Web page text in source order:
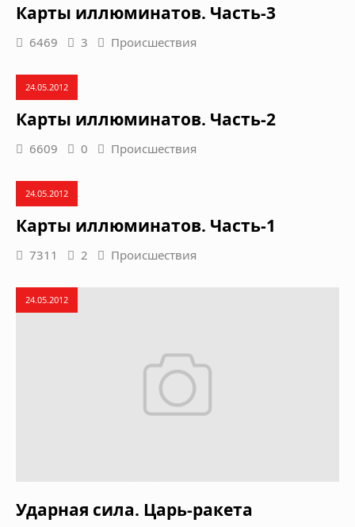
Карты иллюминатов. Часть-3
6469 3 Происшествия
24.05.2012
Карты иллюминатов. Часть-2
6609 0 Происшествия
24.05.2012
Карты иллюминатов. Часть-1
7311 2 Происшествия
24.05.2012
Ударная сила. Царь-ракета